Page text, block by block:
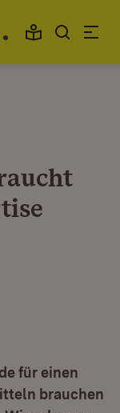
für einen
brauchen